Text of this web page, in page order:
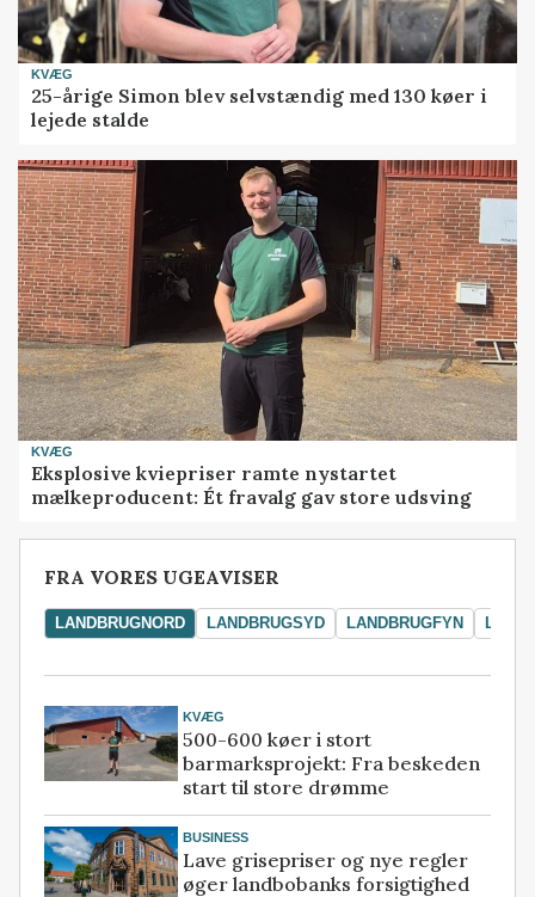
KVÆG
25-årige Simon blev selvstændig med 130 køer i
lejede stalde
KVÆG
Eksplosive kviepriser ramte nystartet
mælkeproducent: Ét fravalg gav store udsving
FRA VORES UGEAVISER
LANDBRUGNORD LANDBRUGSYD LANDBRUGFYN
KVÆG
500-600 køer i stort
barmarksprojekt: Fra beskeden
start til store drømme
BUSINESS
Lave grisepriser og nye regler
øger landbobanks forsigtighed